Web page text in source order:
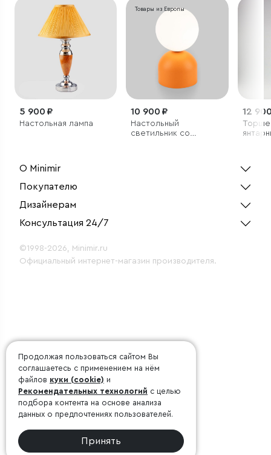
5 900 ₽
Настольная лампа
Товары из Европы
10 900 ₽
Настольный
светильник со
12
О Minimir
Покупателю
Дизайнерам
Консультация 24/7
©1998-2026, Minimir.ru
Официальный интернет-магазин производителя.
Продолжая пользоваться сайтом Вы
соглашаетесь с применением на нём
файлов куки (cookie) и
Рекомендательных технологий с целью
подбора контента на основе анализа
данных о предпочтениях пользователей.
Принять